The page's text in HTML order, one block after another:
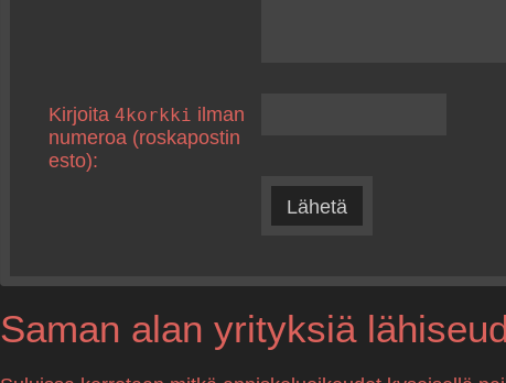
Kirjoita4korkki ilman
numeroa (roskapostin
esto):
Lähetä
Saman alan yrityksiä